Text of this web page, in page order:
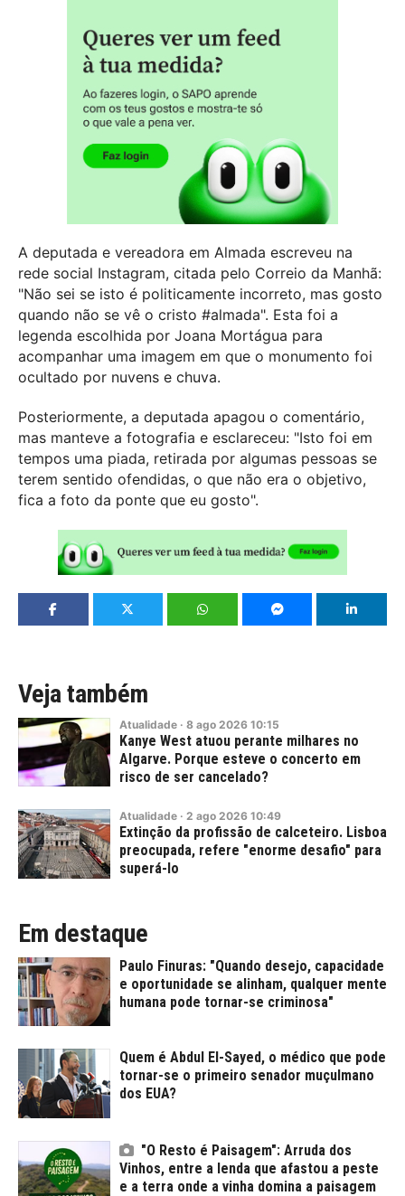
A deputada e vereadora em Almada escreveu na
rede social Instagram, citada pelo Correio da Manhã:
"Não sei se isto é politicamente incorreto, mas gosto
quando não se vê o cristo #almada". Esta foi a
legenda escolhida por Joana Mortágua para
acompanhar uma imagem em que o monumento foi
ocultado por nuvens e chuva.
Posteriormente, a deputada apagou o comentário,
mas manteve a fotografia e esclareceu: "Isto foi em
tempos uma piada, retirada por algumas pessoas se
terem sentido ofendidas, o que não era o objetivo,
fica a foto da ponte que eu gosto".
Veja também
Atualidade · 8 ago 2026 10:15
Kanye West atuou perante milhares no
Algarve. Porque esteve o concerto em
risco de ser cancelado?
Atualidade · 2 ago 2026 10:49
Extinção da profissão de calceteiro. Lisboa
preocupada, refere "enorme desafio" para
superá-lo
Em destaque
Paulo Finuras: "Quando desejo, capacidade
e oportunidade se alinham, qualquer mente
humana pode tornar-se criminosa"
Quem é Abdul El-Sayed, o médico que pode
tornar-se o primeiro senador muçulmano
dos EUA?
"O Resto é Paisagem": Arruda dos
Vinhos, entre a lenda que afastou a peste
e a terra onde a vinha domina a paisagem